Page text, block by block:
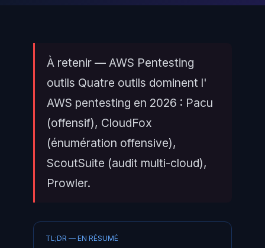
À retenir — AWS Pentesting
outils Quatre outils dominent l'
AWS pentesting en 2026 : Pacu
(offensif), CloudFox
(énumération offensive),
ScoutSuite (audit multi-cloud),
Prowler.
TL;DR — EN RÉSUMÉ